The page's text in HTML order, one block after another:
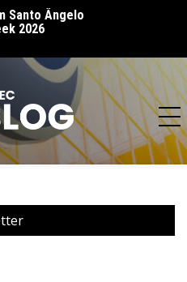
Santo Ângelo
2026